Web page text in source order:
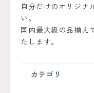
自分だけのオリジナ
い。
国内最大級の品揃え
たします。
カテゴリ